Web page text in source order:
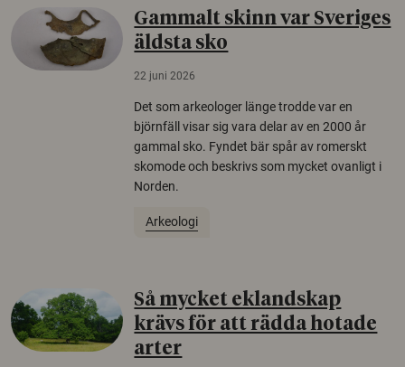
Gammalt skinn var Sveriges
äldsta sko
22 juni 2026
Det som arkeologer länge trodde var en
björnfäll visar sig vara delar av en 2000 år
gammal sko. Fyndet bär spår av romerskt
skomode och beskrivs som mycket ovanligt i
Norden.
Arkeologi
Så mycket eklandskap
krävs för att rädda hotade
arter